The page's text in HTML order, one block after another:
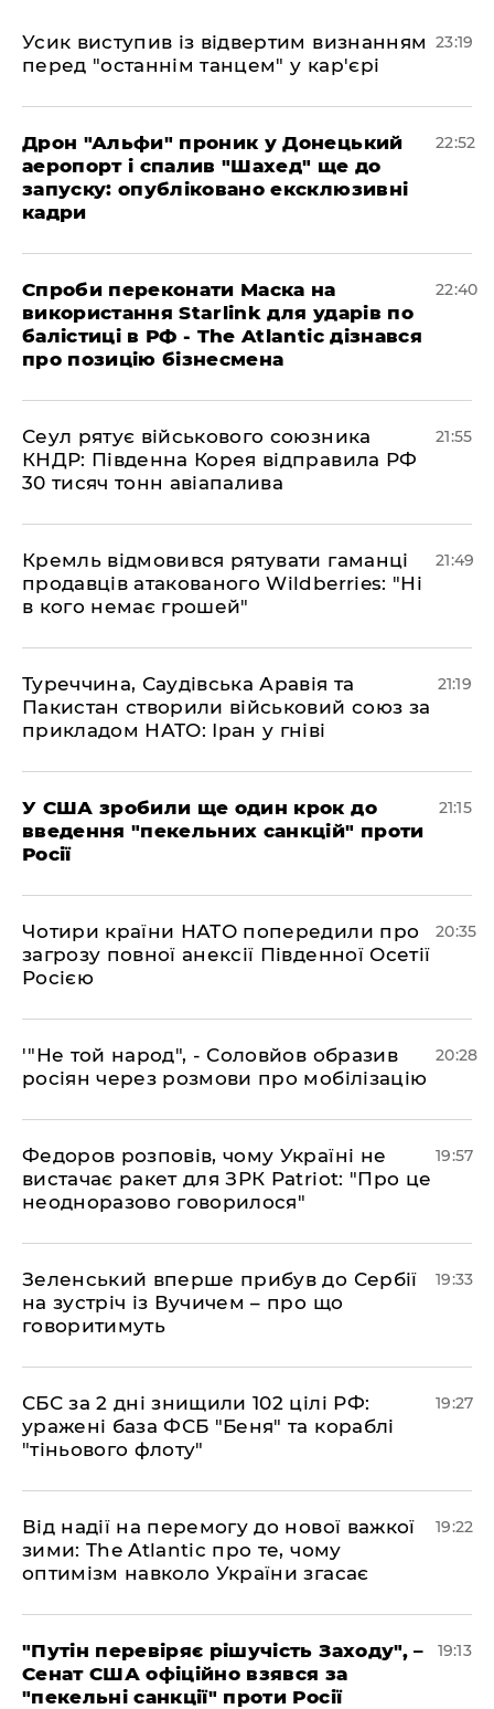
​Усик виступив із відвертим визнанням
перед "останнім танцем" у кар'єрі
23:19
​Дрон "Альфи" проник у Донецький
аеропорт і спалив "Шахед" ще до
запуску: опубліковано ексклюзивні
кадри
22:52
​Спроби переконати Маска на
використання Starlink для ударів по
балістиці в РФ - The Atlantic дізнався
про позицію бізнесмена
22:40
​Сеул рятує військового союзника
КНДР: Південна Корея відправила РФ
30 тисяч тонн авіапалива
21:55
​Кремль відмовився рятувати гаманці
продавців атакованого Wildberries: "Ні
в кого немає грошей"
21:49
​Туреччина, Саудівська Аравія та
Пакистан створили військовий союз за
прикладом НАТО: Іран у гніві
21:19
​У США зробили ще один крок до
введення "пекельних санкцій" проти
Росії
21:15
​Чотири країни НАТО попередили про
загрозу повної анексії Південної Осетії
Росією
20:35
​'"Не той народ", - Соловйов образив
росіян через розмови про мобілізацію
20:28
​Федоров розповів, чому Україні не
вистачає ракет для ЗРК Patriot: "Про це
неодноразово говорилося"
19:57
​Зеленський вперше прибув до Сербії
на зустріч із Вучичем – про що
говоритимуть
19:33
​СБС за 2 дні знищили 102 цілі РФ:
уражені база ФСБ "Беня" та кораблі
"тіньового флоту"
19:27
​Від надії на перемогу до нової важкої
зими: The Atlantic про те, чому
оптимізм навколо України згасає
19:22
​"Путін перевіряє рішучість Заходу", –
Сенат США офіційно взявся за
"пекельні санкції" проти Росії
19:13